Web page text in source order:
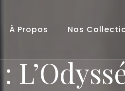
À Propos Nos